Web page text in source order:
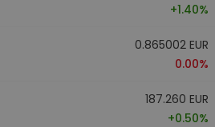
+1.40%
0.865002 EUR
0.00%
187.260 EUR
+0.50%